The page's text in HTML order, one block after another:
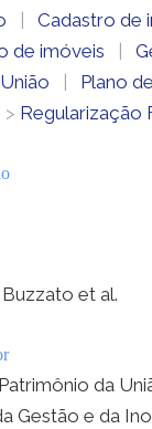
| Cadastro de
de imóveis
|
| Plano
> Regularização
et al.
da
Gestão e da